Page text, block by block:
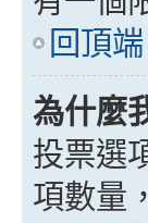
回頂端
為什麼
投票選
項數量